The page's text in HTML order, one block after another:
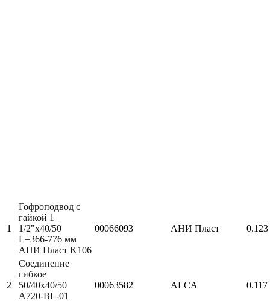
1
Гофроподвод с
гайкой 1
1/2"x40/50
L=366-776 мм
АНИ Пласт K106
00066093 АНИ Пласт 0.123
2
Соединение
гибкое
50/40х40/50
A720-BL-01
00063582 ALCA 0.117